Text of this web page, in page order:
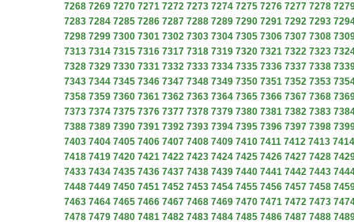
7268 7269 7270 7271 7272 7273 7274 7275 7276 7277 7278
7283 7284 7285 7286 7287 7288 7289 7290 7291 7292 7293
7298 7299 7300 7301 7302 7303 7304 7305 7306 7307 7308
7313 7314 7315 7316 7317 7318 7319 7320 7321 7322 7323
7328 7329 7330 7331 7332 7333 7334 7335 7336 7337 7338
7343 7344 7345 7346 7347 7348 7349 7350 7351 7352 7353
7358 7359 7360 7361 7362 7363 7364 7365 7366 7367 7368
7373 7374 7375 7376 7377 7378 7379 7380 7381 7382 7383
7388 7389 7390 7391 7392 7393 7394 7395 7396 7397 7398
7403 7404 7405 7406 7407 7408 7409 7410 7411 7412 7413 7414
7418 7419 7420 7421 7422 7423 7424 7425 7426 7427 7428
7433 7434 7435 7436 7437 7438 7439 7440 7441 7442 7443
7448 7449 7450 7451 7452 7453 7454 7455 7456 7457 7458
7463 7464 7465 7466 7467 7468 7469 7470 7471 7472 7473
7478 7479 7480 7481 7482 7483 7484 7485 7486 7487 7488